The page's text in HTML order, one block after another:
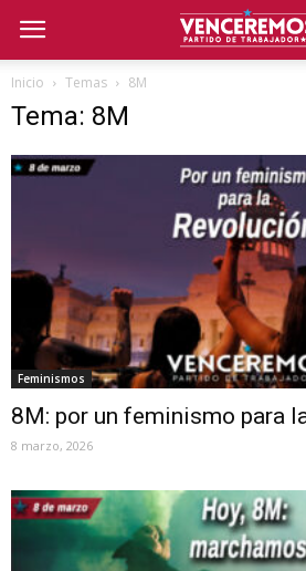
Inicio Temas 8M
Tema: 8M
Feminismos
8M: por un feminismo para
8 marzo, 2026